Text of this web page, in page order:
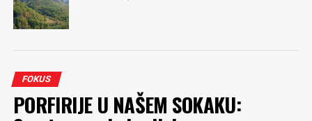
FOKUS
PORFIRIJE U NAŠEM SOKAKU: